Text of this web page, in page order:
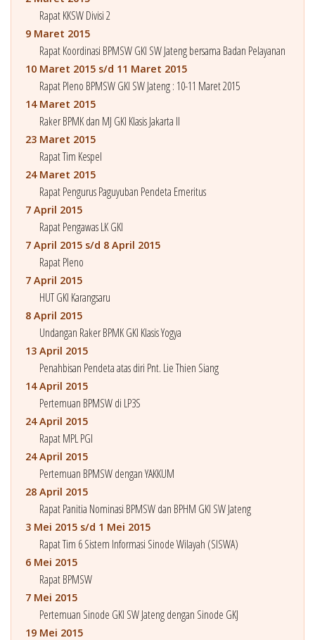
Rapat KKSW Divisi 2
9 Maret 2015
Rapat Koordinasi BPMSW GKI SW Jateng bersama Badan Pelayanan
10 Maret 2015 s/d 11 Maret 2015
Rapat Pleno BPMSW GKI SW Jateng : 10-11 Maret 2015
14 Maret 2015
Raker BPMK dan MJ GKI Klasis Jakarta II
23 Maret 2015
Rapat Tim Kespel
24 Maret 2015
Rapat Pengurus Paguyuban Pendeta Emeritus
7 April 2015
Rapat Pengawas LK GKI
7 April 2015 s/d 8 April 2015
Rapat Pleno
7 April 2015
HUT GKI Karangsaru
8 April 2015
Undangan Raker BPMK GKI Klasis Yogya
13 April 2015
Penahbisan Pendeta atas diri Pnt. Lie Thien Siang
14 April 2015
Pertemuan BPMSW di LP3S
24 April 2015
Rapat MPL PGI
24 April 2015
Pertemuan BPMSW dengan YAKKUM
28 April 2015
Rapat Panitia Nominasi BPMSW dan BPHM GKI SW Jateng
3 Mei 2015 s/d 1 Mei 2015
Rapat Tim 6 Sistem Informasi Sinode Wilayah (SISWA)
6 Mei 2015
Rapat BPMSW
7 Mei 2015
Pertemuan Sinode GKI SW Jateng dengan Sinode GKJ
19 Mei 2015